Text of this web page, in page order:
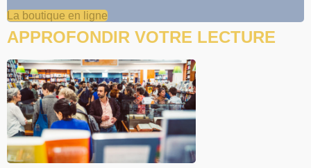
La boutique en ligne
APPROFONDIR VOTRE LECTURE